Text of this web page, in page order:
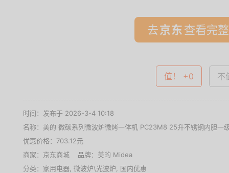
去 查看完
值！ +0 不
时间：发布于 2026-3-4 10:18
名称： 美的 微碳系列微波炉微烤一体机 PC23M8 25升不锈钢内胆一
优惠价格： 703.12元
商家： 京东商城 品牌： 美的 Midea
分类： 家用电器 微波炉\光波炉
国内优惠